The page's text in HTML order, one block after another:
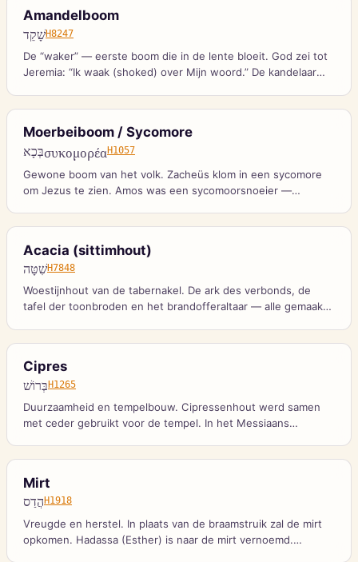
Amandelboom
שָׁקֵדH8247
De “waker” — eerste boom die in de lente bloeit. God zei tot
Jeremia: “Ik waak (shoked) over Mijn woord.” De kandelaar
Moerbeiboom / Sycomore
בְּכָאσυκομορέαH1057
Gewone boom van het volk. Zacheüs klom in een sycomore
om Jezus te zien. Amos was een sycomoorsnoeier —
Acacia (sittimhout)
שִׁטָּהH7848
Woestijnhout van de tabernakel. De ark des verbonds, de
tafel der toonbroden en het brandofferaltaar — alle gemaakt
Cipres
בְּרוֹשׁH1265
Duurzaamheid en tempelbouw. Cipressenhout werd samen
met ceder gebruikt voor de tempel. In het Messiaans
Mirt
הֲדַס H1918
Vreugde en herstel. In plaats van de braamstruik zal de mirt
opkomen. Hadassa (Esther) is naar de mirt vernoemd.